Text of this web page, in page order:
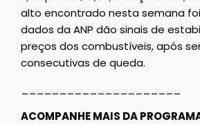
alto encontrado nesta semana foi
dados da ANP dão sinais de
preços dos combustíveis, após
consecutivas de queda.
ACOMPANHE MAIS DA